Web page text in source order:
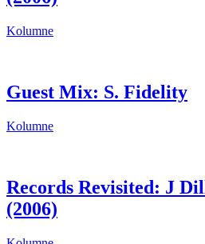
Kolumne
Guest Mix: S. Fidelity
Kolumne
Records Revisited: J
(2006)